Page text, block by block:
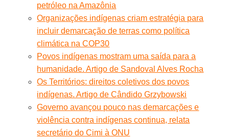
petróleo na Amazônia
Organizações indígenas criam estratégia para
incluir demarcação de terras como política
climática na COP30
Povos indígenas mostram uma saída para a
humanidade. Artigo de Sandoval Alves Rocha
Os Territórios: direitos coletivos dos povos
indígenas. Artigo de Cândido Grzybowski
Governo avançou pouco nas demarcações e
violência contra indígenas continua, relata
secretário do Cimi à ONU